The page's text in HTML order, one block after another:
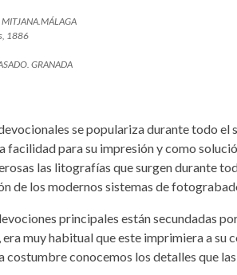
MITJANA.MÁLAGA
1886
GRANADA
se populariza durante todo
facilidad para su impresión y como
las litografías que surgen durante
de los modernos sistemas de
principales están secundadas
muy habitual que este imprimiera a su
costumbre conocemos los detalles que